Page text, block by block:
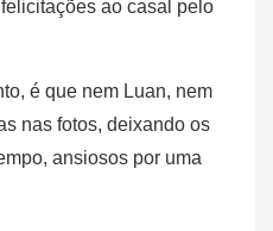
ao casal pelo
é que nem Luan, nem
nas fotos, deixando os
ansiosos por uma